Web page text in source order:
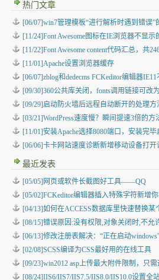
热门文章
[06/07]win7管理模板“进行解析时遇到错误”
[11/24]Font Awesome图标在IE浏览器不显示
[11/22]Font Awesome content代码汇总，共
[11/01]Apache设置浏览器缓存
[06/07]zblog和dedecms FCKeditor编辑器
[09/30]360公共库关闭，fonts调用链接可改
[09/29]启动防火墙后远程自动断开的处理方
[03/21]WordPress速度慢？瞬间提速3倍的方
[11/01]安装Apache选择8080端口，安装完
[06/06]卡卡网站速度诊断新增移动设备打开
最近发表
[05/05] 网页或软件长截图好工具——QQ
[05/02]FCKeditor编辑器插入特殊字符新增
[04/13]如何在ACCESS数据库里快速替换某
[08/15]错误原因:没有权限,对象关闭时,不允
[06/13]修改注册表解决：“正在启动
[02/08]SCSS编译为CSS最好用的在线工具
[09/23]win2012 asp上传最大附件限制，只
[08/24]IIS6/IIS7/IIS7.5/IIS8.0/IIS10.0设置全